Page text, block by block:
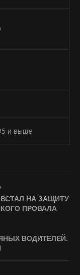
и выше
НА ЗАЩИТУ
ПРОВАЛА
ВОДИТЕЛЕЙ.